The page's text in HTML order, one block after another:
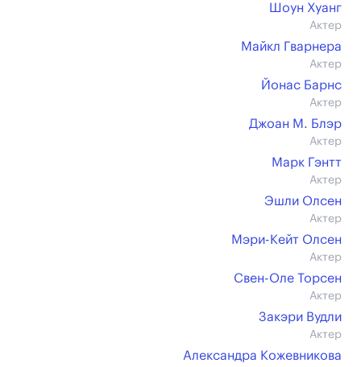
Шоун Хуанг
Актер
Майкл Гварнера
Актер
Йонас Барнс
Актер
Джоан М. Блэр
Актер
Марк Гэнтт
Актер
Эшли Олсен
Актер
Мэри-Кейт Олсен
Актер
Свен-Оле Торсен
Актер
Закэри Вудли
Актер
Александра Кожевникова